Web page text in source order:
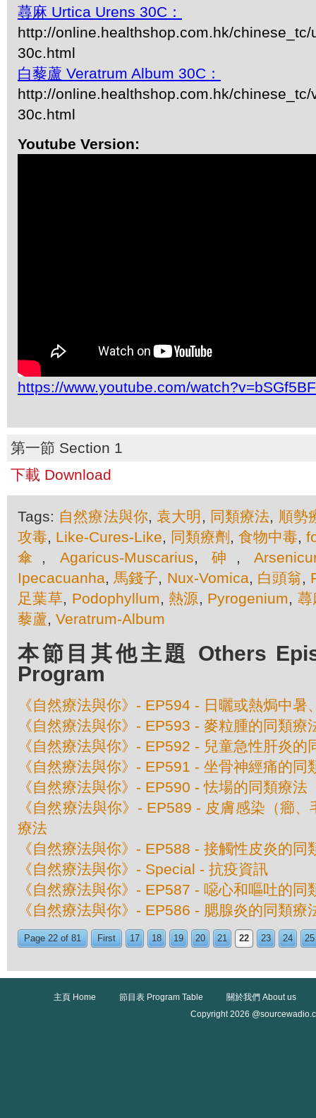
蕁麻 Urtica Urens 30C：
http://online.healthshop.com.hk/chinese_tc/
30c.html
白藜蘆 Veratrum Album 30C：
http://online.healthshop.com.hk/
30c.html
Youtube Version:
https://www.youtube.com/
第一節 Section 1
下載 Download
Tags: 自然療法與你,袁大明 , 同類療法, 順勢
攻毒, Like-Cures-Like, 同類療劑 , 食物中毒,
傘 , Agaricus-Muscarius,砷 ,
Ipecacuanha, 馬錢子, Nux-Vomica, 白頭翁,
足葉草, Podophyllum, 熱源, Pyrogenium, 蕁
藜蘆, Veratrum-Album
本節目其他主題 Others
Program
《自然療法與你》- EP594 - 日曬或熱焗中暑
《自然療法與你》- EP593 - 麥粒腫的同類療
《自然療法與你》- EP592 - 兒童急性肝炎的
《自然療法與你》- EP591 - 坐骨神經痛的同
《自然療法與你》- EP590 - 怯場的同類療法
《自然療法與你》- EP589 - 皮膚感染（癤
療法
《自然療法與你》- EP588 - 接觸性皮炎的同
《自然療法與你》- Special - 抗疫資訊
《自然療法與你》- EP587 - 噁心和嘔吐的同
《自然療法與你》- EP586 - 腮腺炎的同類療
Page 22 of 81 First 17 18 19 20 21 22 23 24 25
主頁 Home 節目表 Program Table
關於我們 About us
Copyright 2026